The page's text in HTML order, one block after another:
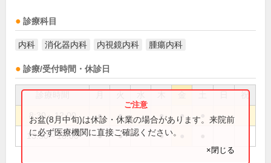
診療科目
内科 消化器内科 内視鏡内科 腫瘍内科
診療/受付時間・休診日
祝
8:30～12:00 ● ● ● ●
13:30～18:00 ● ● ●
お盆(8月中旬)は休診・休業の場合があります。来院前
に必ず医療機関に直接ご確認ください。
×閉じる